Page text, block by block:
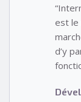
est le
d’y